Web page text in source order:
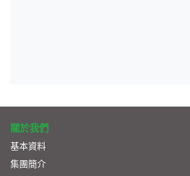
關於我們
基本資料
集團簡介